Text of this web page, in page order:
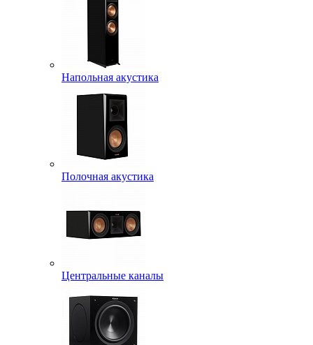
Напольная акустика
Полочная акустика
Центральные каналы